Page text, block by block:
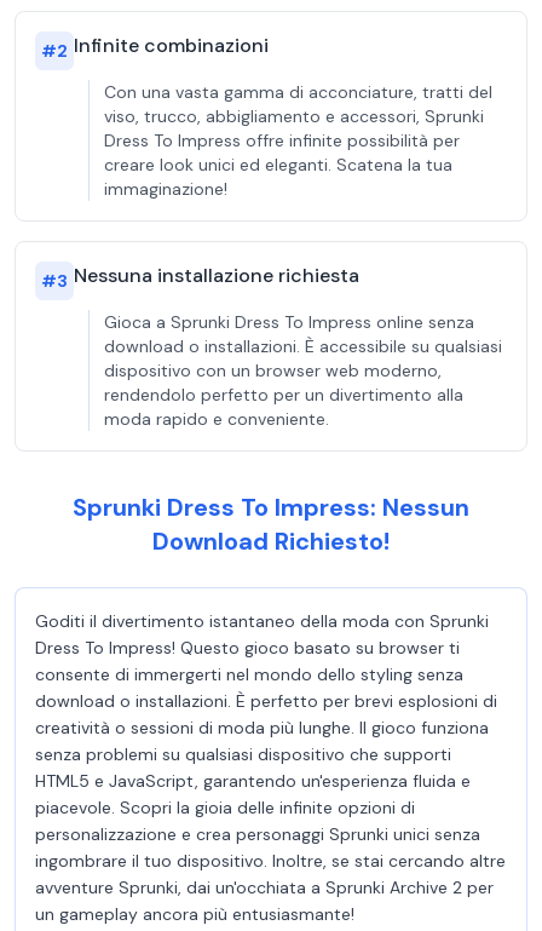
#2 Infinite combinazioni
Con una vasta gamma di acconciature, tratti del
viso, trucco, abbigliamento e accessori, Sprunki
Dress To Impress offre infinite possibilità per
creare look unici ed eleganti. Scatena la tua
immaginazione!
#3 Nessuna installazione richiesta
Gioca a Sprunki Dress To Impress online senza
download o installazioni. È accessibile su qualsiasi
dispositivo con un browser web moderno,
rendendolo perfetto per un divertimento alla
moda rapido e conveniente.
Sprunki Dress To Impress: Nessun
Download Richiesto!
Goditi il divertimento istantaneo della moda con Sprunki
Dress To Impress! Questo gioco basato su browser ti
consente di immergerti nel mondo dello styling senza
download o installazioni. È perfetto per brevi esplosioni di
creatività o sessioni di moda più lunghe. Il gioco funziona
senza problemi su qualsiasi dispositivo che supporti
HTML5 e JavaScript, garantendo un'esperienza fluida e
piacevole. Scopri la gioia delle infinite opzioni di
personalizzazione e crea personaggi Sprunki unici senza
ingombrare il tuo dispositivo. Inoltre, se stai cercando altre
avventure Sprunki, dai un'occhiata a Sprunki Archive 2 per
un gameplay ancora più entusiasmante!